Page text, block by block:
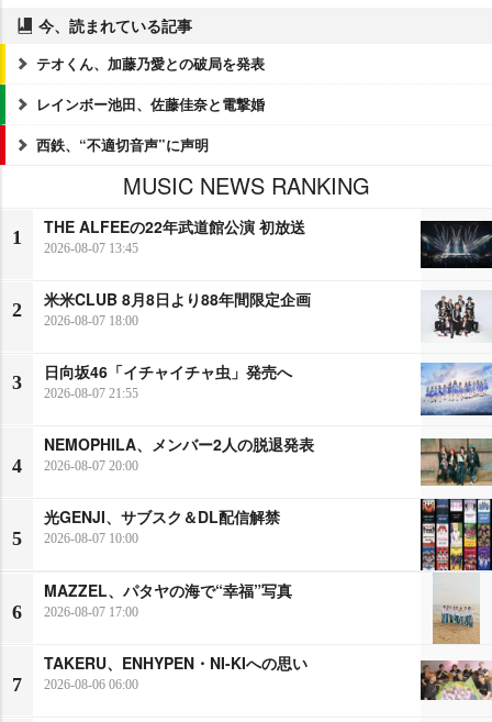
今、読まれている記事
テオくん、加藤乃愛との破局を発表
レインボー池田、佐藤佳奈と電撃婚
西鉄、“不適切音声”に声明
MUSIC NEWS RANKING
1
THE ALFEEの22年武道館公演 初放送
2026-08-07 13:45
2
米米CLUB 8月8日より88年間限定企画
2026-08-07 18:00
3
日向坂46「イチャイチャ虫」発売へ
2026-08-07 21:55
4
NEMOPHILA、メンバー2人の脱退発表
2026-08-07 20:00
5
光GENJI、サブスク＆DL配信解禁
2026-08-07 10:00
6
MAZZEL、パタヤの海で“幸福”写真
2026-08-07 17:00
7
TAKERU、ENHYPEN・NI-KIへの思い
2026-08-06 06:00